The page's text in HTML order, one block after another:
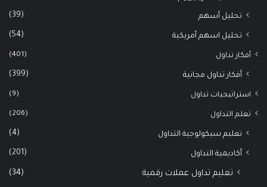
تحليل أسهم (39)
تحليل اسهم أمريكية (54)
أفكار تداول (401)
أفكار تداول مجانية (399)
استراتيجيات تداول (9)
تعلم التداول (206)
تعليم سيكولوجية التداول (4)
أكاديمية التداول (201)
تعليم تداول عملات رقمية (34)